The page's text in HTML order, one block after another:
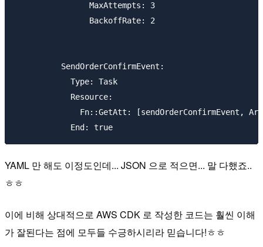
                MaxAttempts: 3
                BackoffRate: 2
          SendOrderConfirmEvent:
            Type: Task
            Resource:
Fn::GetAtt: [sendOrderConfirmEvent,
YAML 만 해도 이정도인데... JSON 으로 적으면... 말 다했죠..
ㅎㅎ
이에 비해 상대적으로 AWS CDK 로 작성한 코드는 훨씬 이해
가 잘된다는 점에 모두들 수긍하시리라 믿습니다!ㅎㅎ